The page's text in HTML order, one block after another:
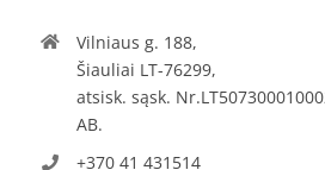
Vilniaus g. 188,
Šiauliai LT-76299,
atsisk. sąsk.
AB.
+370 41 431514